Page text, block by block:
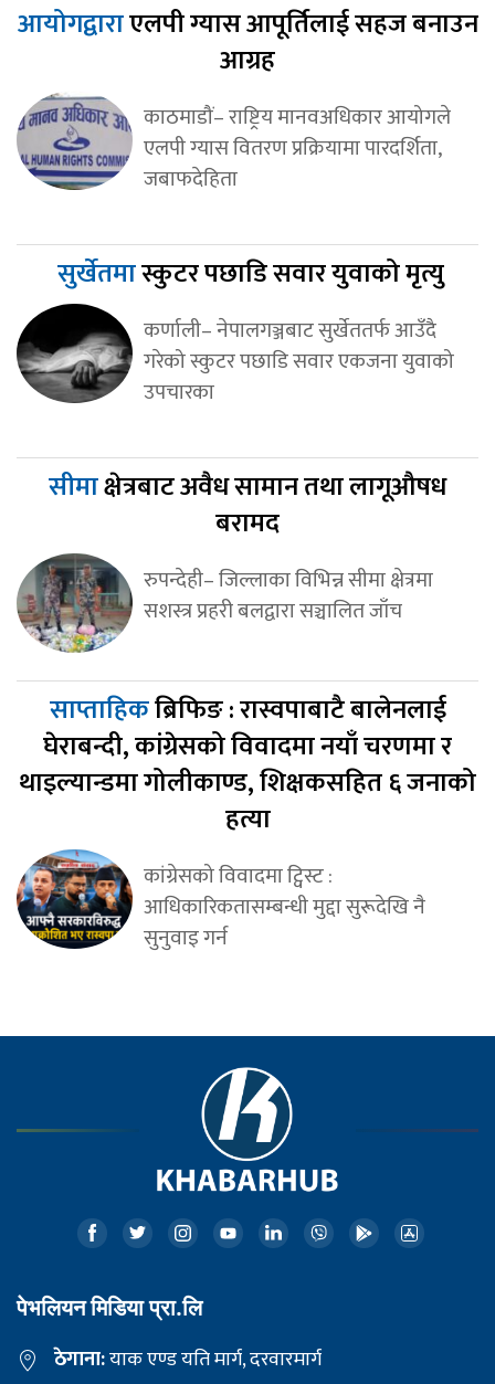
आयोगद्वाराएलपी ग्यास आपूर्तिलाई सहज बनाउन
आग्रह
काठमाडौं– राष्ट्रिय मानवअधिकार आयोगले
एलपी ग्यास वितरण प्रक्रियामा पारदर्शिता,
जबाफदेहिता
सुर्खेतमास्कुटर पछाडि सवार युवाको मृत्यु
कर्णाली– नेपालगञ्जबाट सुर्खेततर्फ आउँदै
गरेको स्कुटर पछाडि सवार एकजना युवाको
उपचारका
सीमाक्षेत्रबाट अवैध सामान तथा लागूऔषध
बरामद
रुपन्देही– जिल्लाका विभिन्न सीमा क्षेत्रमा
सशस्त्र प्रहरी बलद्वारा सञ्चालित जाँच
साप्ताहिकब्रिफिङ : रास्वपाबाटै बालेनलाई
घेराबन्दी, कांग्रेसको विवादमा नयाँ चरणमा र
थाइल्यान्डमा गोलीकाण्ड, शिक्षकसहित ६ जनाको
हत्या
कांग्रेसको विवादमा ट्विस्ट :
आधिकारिकतासम्बन्धी मुद्दा सुरूदेखि नै
सुनुवाइ गर्न
पेभलियन मिडिया प्रा.लि
ठेगाना:याक एण्ड यति मार्ग, दरवारमार्ग